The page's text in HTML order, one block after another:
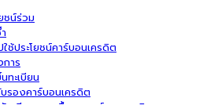
ชน์ร่วม
ใช้ประโยชน์คาร์บอนเครดิต
าร
ทะเบียน
รองคาร์บอนเครดิต